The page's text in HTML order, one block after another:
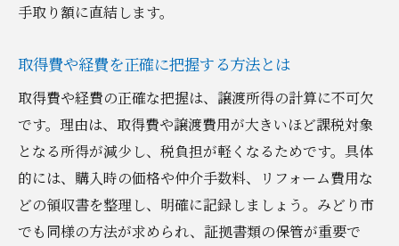
手取り額に直結します。
取得費や経費を正確に把握する方法とは
取得費や経費の正確な把握は、譲渡所得の計算に不可欠
です。理由は、取得費や譲渡費用が大きいほど課税対象
となる所得が減少し、税負担が軽くなるためです。具体
的には、購入時の価格や仲介手数料、リフォーム費用な
どの領収書を整理し、明確に記録しましょう。みどり市
でも同様の方法が求められ、証拠書類の保管が重要で